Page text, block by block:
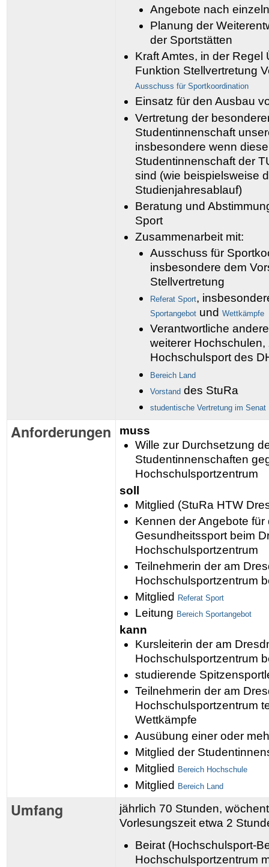
Angebote nach
Planung der
der Sportstätten
Kraft Amtes, in der Regel
Funktion Stellvertretung
Ausschuss für Sportkoordination
Einsatz für den Ausbau
Vertretung der
Studentinnenschaft
insbesondere wenn
Studentinnenschaft der
sind (wie beispielsweise
Studienjahresablauf)
Beratung und
Sport
Zusammenarbeit mit:
Ausschuss für
insbesondere dem
Stellvertretung
Referat Sport,
Sportangebot undWettkämpfe
Verantwortliche
weiterer
Hochschulsport des
Bereich Land
Vorstand des StuRa
studentische Vertretung im Senat
Anforderungen
muss
Wille zur Durchsetzung
Studentinnenschaften
Hochschulsportzentrum
soll
Mitglied (StuRa HTW
Kennen der Angebote für
Gesundheitssport beim
Hochschulsportzentrum
Teilnehmerin der am
Hochschulsportzentrum
Mitglied
Referat Sport
Leitung Bereich Sportangebot
kann
Kursleiterin der am
Hochschulsportzentrum
studierende
Teilnehmerin der am
Hochschulsportzentrum
Wettkämpfe
Ausübung einer oder
Mitglied der
Mitglied
Bereich Hochschule
Mitglied Bereich Land
Umfang
jährlich 70 Stunden,
Vorlesungszeit etwa 2
Beirat (Hochschulsport-
Hochschulsportzentrum